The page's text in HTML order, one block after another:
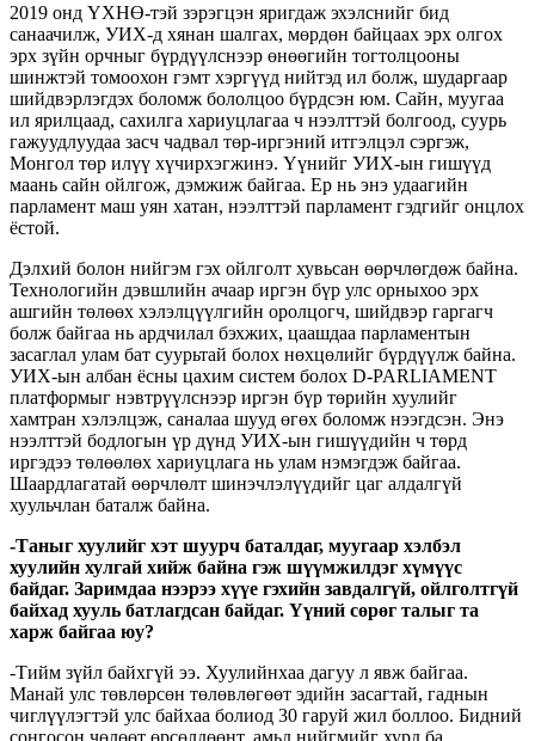
2019 онд ҮХНӨ-тэй зэрэгцэн яригдаж эхэлснийг бид
санаачилж, УИХ-д хянан шалгах, мөрдөн байцаах эрх олгох
эрх зүйн орчныг бүрдүүлснээр өнөөгийн тогтолцооны
шинжтэй томоохон гэмт хэргүүд нийтэд ил болж, шударгаар
шийдвэрлэгдэх боломж бололцоо бүрдсэн юм. Сайн, муугаа
ил ярилцаад, сахилга хариуцлагаа ч нээлттэй болгоод, суурь
гажуудлуудаа засч чадвал төр-иргэний итгэлцэл сэргэж,
Монгол төр илүү хүчирхэгжинэ. Үүнийг УИХ-ын гишүүд
маань сайн ойлгож, дэмжиж байгаа. Ер нь энэ удаагийн
парламент маш уян хатан, нээлттэй парламент гэдгийг онцлох
ёстой.
Дэлхий болон нийгэм гэх ойлголт хувьсан өөрчлөгдөж байна.
Технологийн дэвшлийн ачаар иргэн бүр улс орныхоо эрх
ашгийн төлөөх хэлэлцүүлгийн оролцогч, шийдвэр гаргагч
болж байгаа нь ардчилал бэхжих, цаашдаа парламентын
засаглал улам бат суурьтай болох нөхцөлийг бүрдүүлж байна.
УИХ-ын албан ёсны цахим систем болох D-PARLIAMENT
платформыг нэвтрүүлснээр иргэн бүр төрийн хуулийг
хамтран хэлэлцэж, саналаа шууд өгөх боломж нээгдсэн. Энэ
нээлттэй бодлогын үр дүнд УИХ-ын гишүүдийн ч төрд
иргэдээ төлөөлөх хариуцлага нь улам нэмэгдэж байгаа.
Шаардлагатай өөрчлөлт шинэчлэлүүдийг цаг алдалгүй
хуульчлан баталж байна.
-Таныг хуулийг хэт шуурч баталдаг, муугаар хэлбэл
хуулийн хулгай хийж байна гэж шүүмжилдэг хүмүүс
байдаг. Заримдаа нээрээ хүүе гэхийн завдалгүй, ойлголтгүй
байхад хууль батлагдсан байдаг. Үүний сөрөг талыг та
харж байгаа юу?
-Тийм зүйл байхгүй ээ. Хуулийнхаа дагуу л явж байгаа.
Манай улс төвлөрсөн төлөвлөгөөт эдийн засагтай, гаднын
чиглүүлэгтэй улс байхаа болиод 30 гаруй жил боллоо. Бидний
сонгосон чөлөөт өрсөлдөөнт, амьд нийгмийг хурд ба